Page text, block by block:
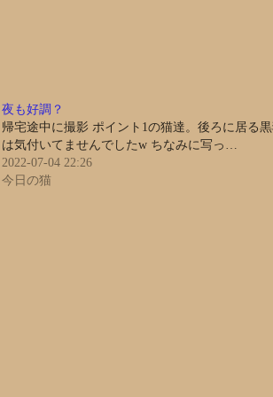
夜も好調？
帰宅途中に撮影 ポイント1の猫達。後ろに居る
は気付いてませんでしたw ちなみに写っ…
2022-07-04 22:26
今日の猫